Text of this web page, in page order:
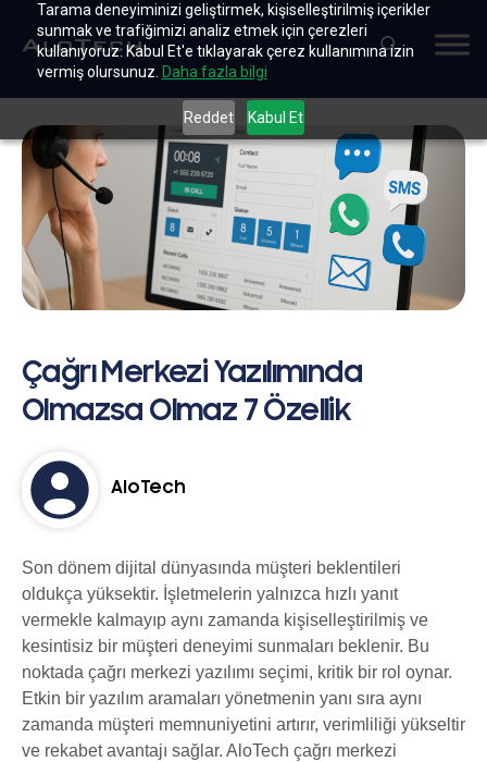
Tarama deneyiminizi geliştirmek, kişiselleştirilmiş içerikler
sunmak ve trafiğimizi analiz etmek için çerezleri
kullanıyoruz. Kabul Et'e tıklayarak çerez kullanımına izin
vermiş olursunuz. Daha fazla bilgi
Reddet Kabul Et
Çağrı Merkezi Yazılımında
Olmazsa Olmaz 7 Özellik
AloTech
Son dönem dijital dünyasında müşteri beklentileri
oldukça yüksektir. İşletmelerin yalnızca hızlı yanıt
vermekle kalmayıp aynı zamanda kişiselleştirilmiş ve
kesintisiz bir müşteri deneyimi sunmaları beklenir. Bu
noktada çağrı merkezi yazılımı seçimi, kritik bir rol oynar.
Etkin bir yazılım aramaları yönetmenin yanı sıra aynı
zamanda müşteri memnuniyetini artırır, verimliliği yükseltir
ve rekabet avantajı sağlar. AloTech çağrı merkezi